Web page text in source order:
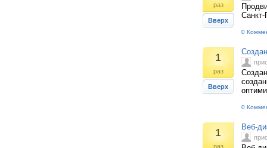
раз
Вверх
Санкт-
0
1
раз
Вверх
0
1
раз
Веб-